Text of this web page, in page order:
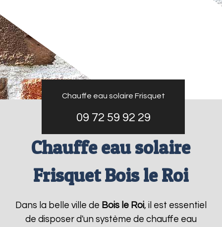
Chauffe eau solaire Frisquet
09 72 59 92 29
Chauffe eau solaire
Frisquet Bois le Roi
Dans la belle ville de Bois le Roi, il est essentiel
de disposer d'un système de chauffe eau